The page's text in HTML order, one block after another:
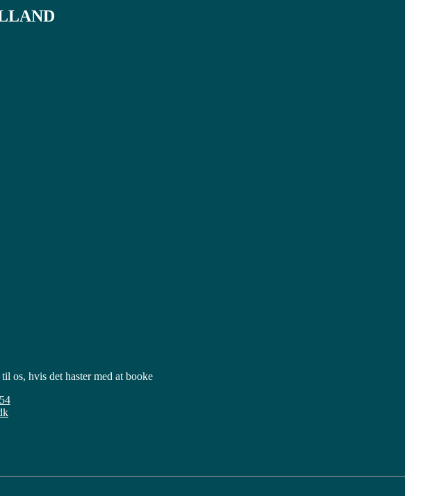
os, hvis det haster med at booke